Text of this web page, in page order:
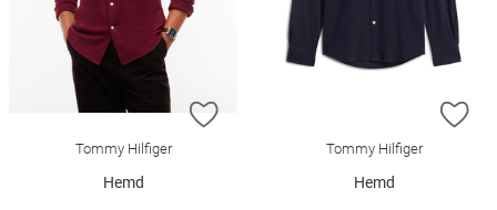
ZUR WUNSCHLISTE HINZUFÜGEN
Tommy Hilfiger
Hemd
Tommy Hilfiger
Hemd